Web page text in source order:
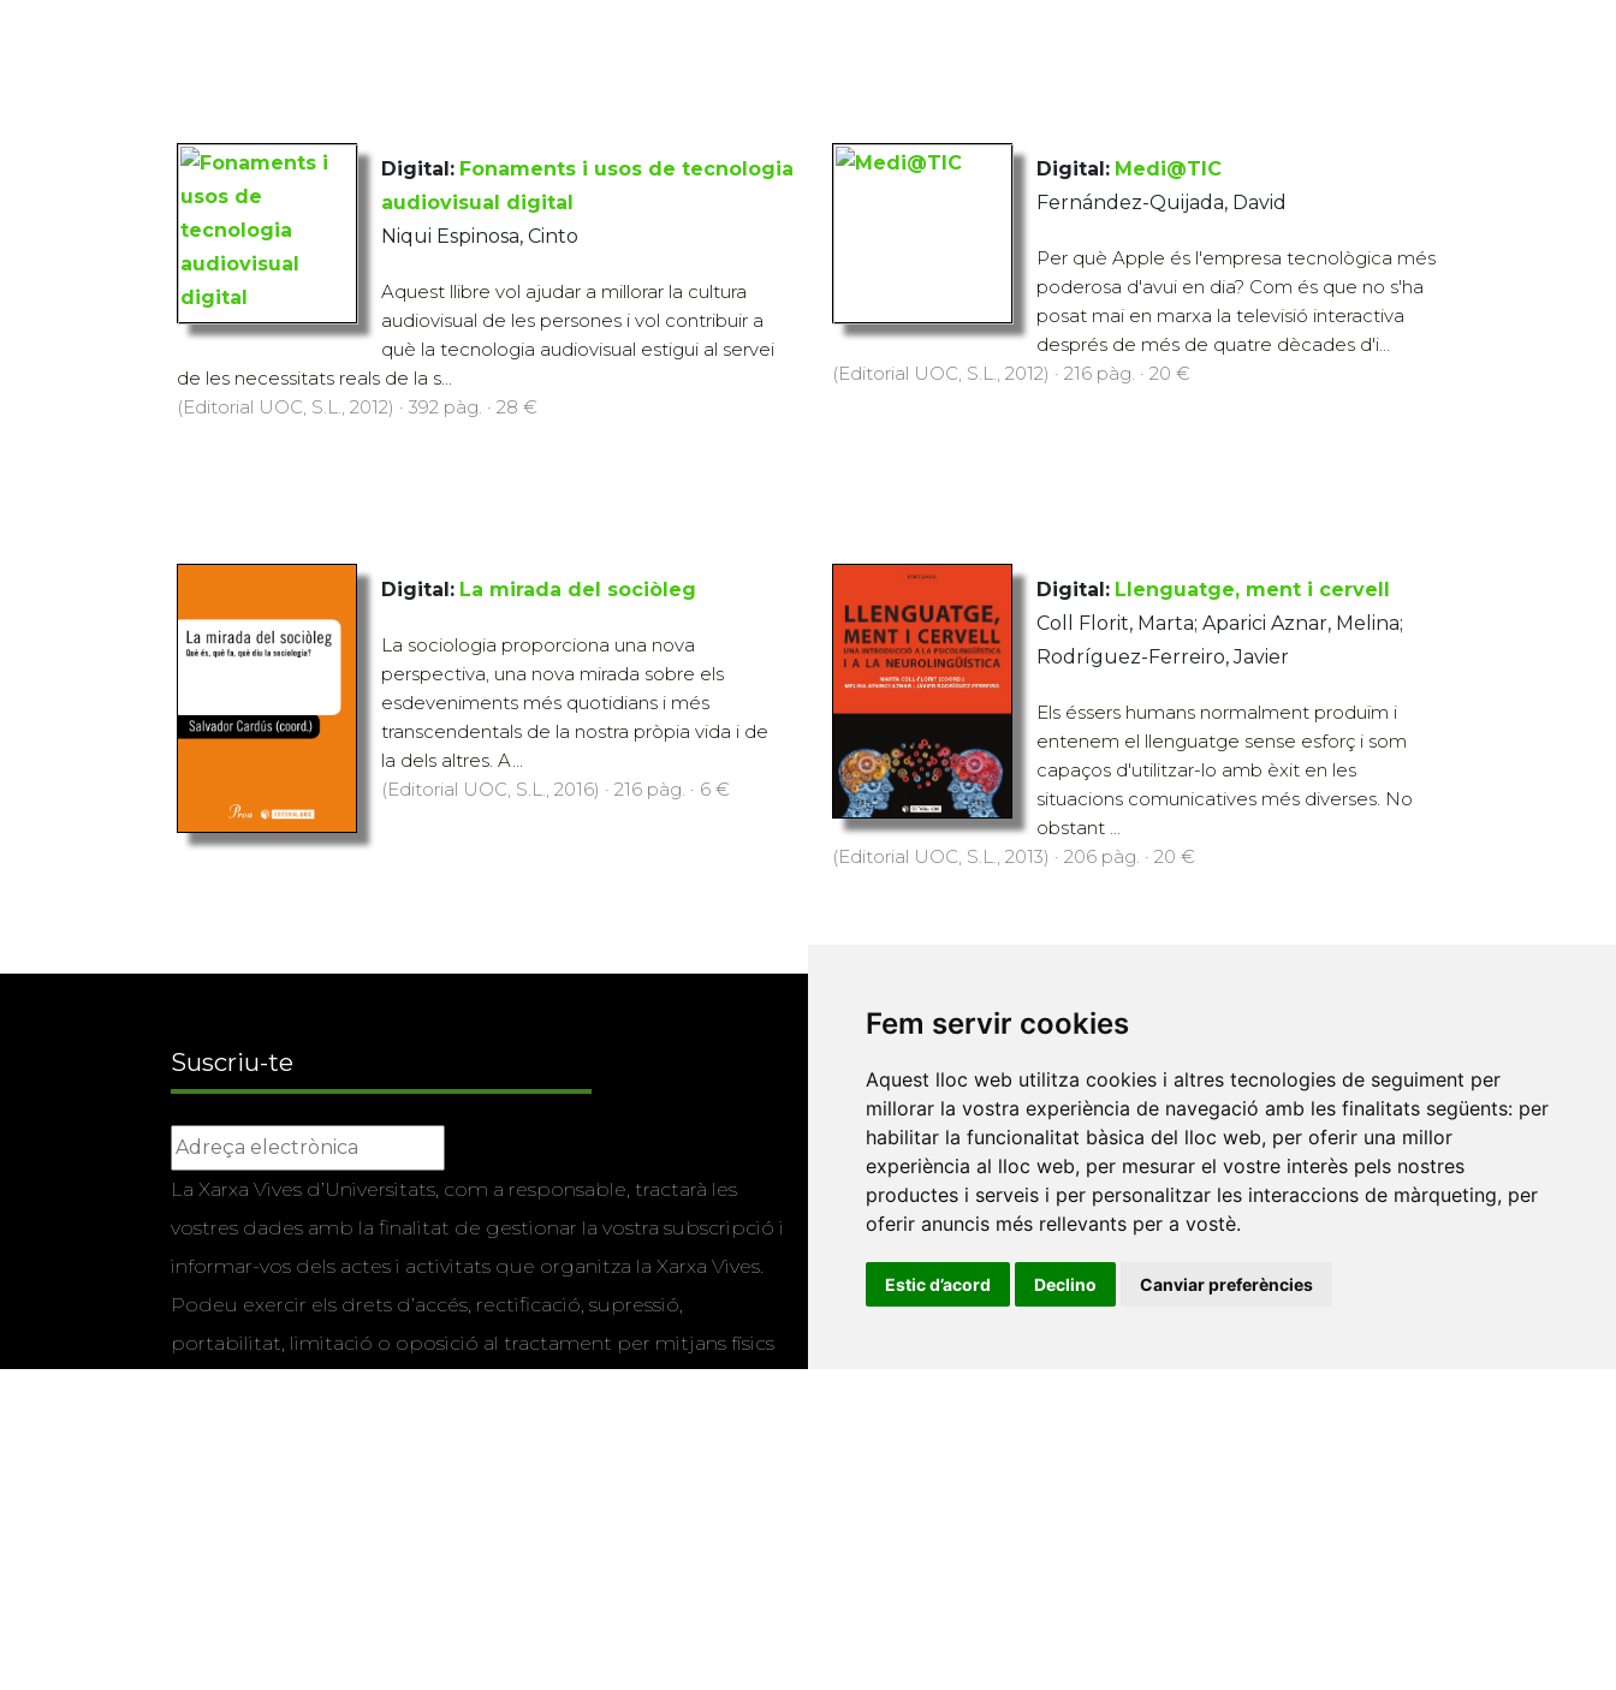
Fem servir cookies
Aquest lloc web utilitza cookies i altres tecnologies de seguiment per
millorar la vostra experiència de navegació amb les finalitats següents: per
habilitar la funcionalitat bàsica del lloc web, per oferir una millor
experiència al lloc web, per mesurar el vostre interès pels nostres
productes i serveis i per personalitzar les interaccions de màrqueting, per
oferir anuncis més rellevants per a vostè.
Estic d’acord Declino Canviar preferències
Digital: Fonaments i usos de tecnologia
audiovisual digital
Niqui Espinosa, Cinto
Aquest llibre vol ajudar a millorar la cultura
audiovisual de les persones i vol contribuir a
què la tecnologia audiovisual estigui al servei
de les necessitats reals de la s...
(Editorial UOC, S.L., 2012) · 392 pàg. · 28 €
Digital: Medi@TIC
Fernández-Quijada, David
Per què Apple és l'empresa tecnològica més
poderosa d'avui en dia? Com és que no s'ha
posat mai en marxa la televisió interactiva
després de més de quatre dècades d'i...
(Editorial UOC, S.L., 2012) · 216 pàg. · 20 €
Digital: La mirada del sociòleg
La sociologia proporciona una nova
perspectiva, una nova mirada sobre els
esdeveniments més quotidians i més
transcendentals de la nostra pròpia vida i de
la dels altres. A...
(Editorial UOC, S.L., 2016) · 216 pàg. · 6 €
Digital: Llenguatge, ment i cervell
Coll Florit, Marta; Aparici Aznar, Melina;
Rodríguez-Ferreiro, Javier
Els éssers humans normalment produïm i
entenem el llenguatge sense esforç i som
capaços d'utilitzar-lo amb èxit en les
situacions comunicatives més diverses. No
obstant ...
(Editorial UOC, S.L., 2013) · 206 pàg. · 20 €
Suscriu-te
La Xarxa Vives d’Universitats, com a responsable, tractarà les
vostres dades amb la finalitat de gestionar la vostra subscripció i
informar-vos dels actes i activitats que organitza la Xarxa Vives.
Podeu exercir els drets d’accés, rectificació, supressió,
portabilitat, limitació o oposició al tractament per mitjans físics
Programa de
publicacions
Twitter
Xarxa Vives d'Universitats
Edifici Àgora
Universitat Jaume I, local 10
12071 Castelló de la Plana